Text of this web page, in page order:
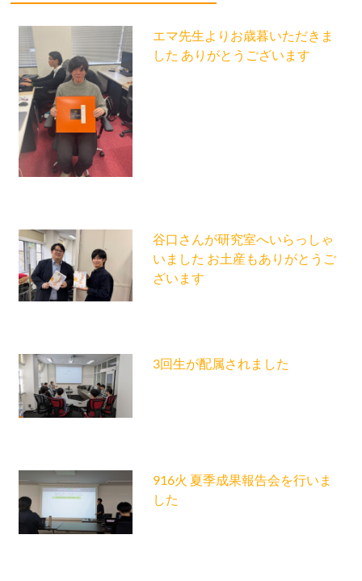
エマ先生よりお歳暮いただきま
した ありがとうございます
谷口さんが研究室へいらっしゃ
いました お土産もありがとうご
ざいます
3回生が配属されました
916火 夏季成果報告会を行いま
した